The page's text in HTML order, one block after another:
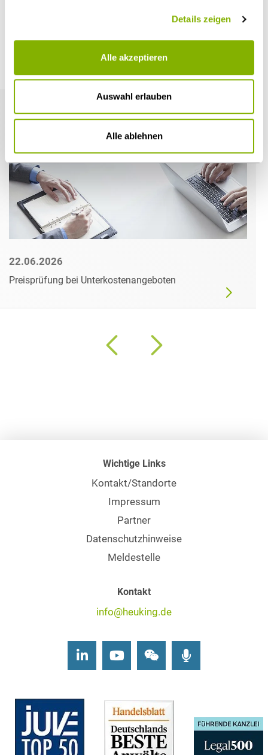
Details zeigen
Alle akzeptieren
Auswahl erlauben
Alle ablehnen
Weitere Artikel
22.06.2026
Preisprüfung bei Unterkostenangeboten
Wichtige Links
Kontakt/Standorte
Impressum
Partner
Datenschutzhinweise
Meldestelle
Kontakt
info@heuking.de
LinkedInYoutubeWechat